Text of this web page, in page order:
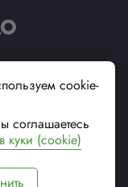
технических
товаров, носит
офертой (ст.
cookie-
соглашаетесь
куки (cookie)